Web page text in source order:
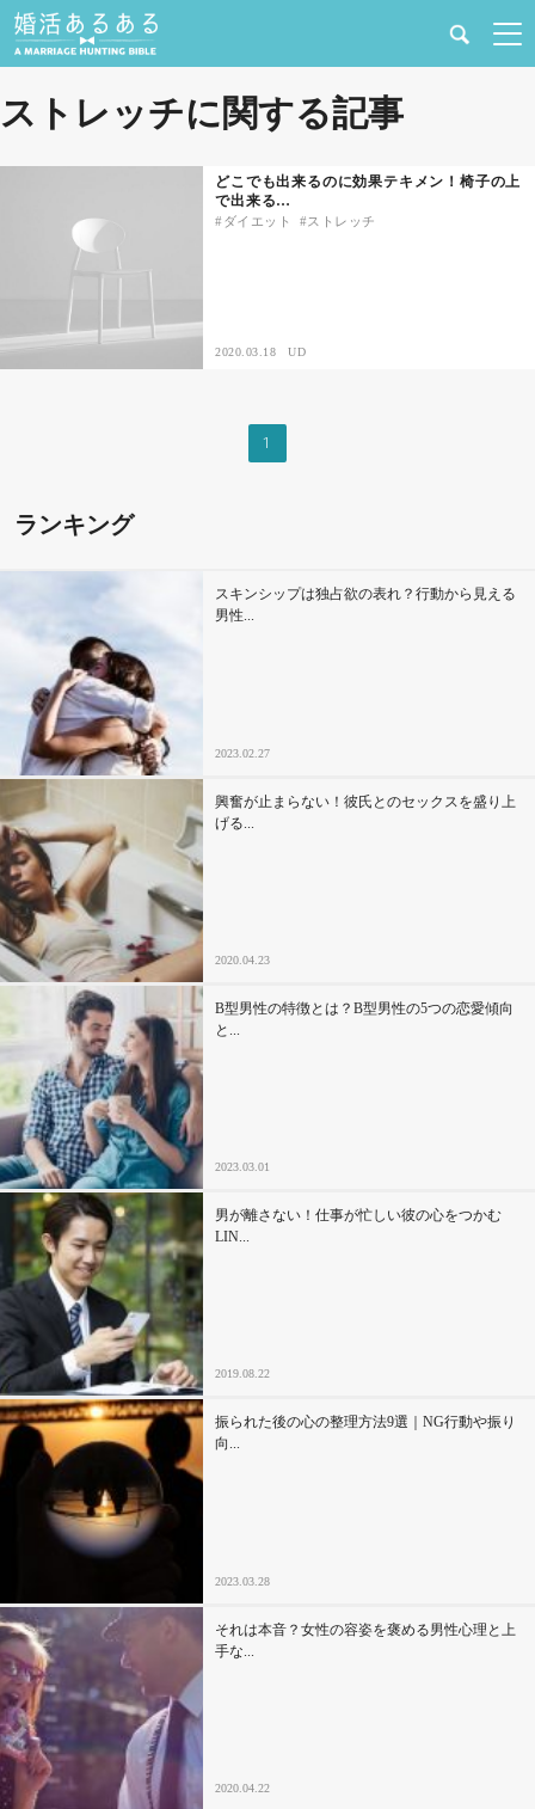
健康
恋愛の悩み
合コン・街コン
あるある
ドキドキ
仕事とキャリア
特集
占い・診断
ファッション・美容
グルメ
趣味・旅行
セックスライフ
不倫・だめ男
感動
心の処方箋
カルチャー・トレンド・芸能
驚き
ストレッチに関する記事
どこでも出来るのに効果テキメン！椅子の上
で出来る…
ダイエット ストレッチ
2020.03.18 UD
1
ランキング
スキンシップは独占欲の表れ？行動から見える
男性...
2023.02.27
興奮が止まらない！彼氏とのセックスを盛り上
げる...
2020.04.23
B型男性の特徴とは？B型男性の5つの恋愛傾向
と...
2023.03.01
男が離さない！仕事が忙しい彼の心をつかむ
LIN...
2019.08.22
振られた後の心の整理方法9選｜NG行動や振り
向...
2023.03.28
それは本音？女性の容姿を褒める男性心理と上
手な...
2020.04.22